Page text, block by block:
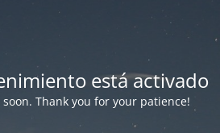
está activado
Thank you for your patience!